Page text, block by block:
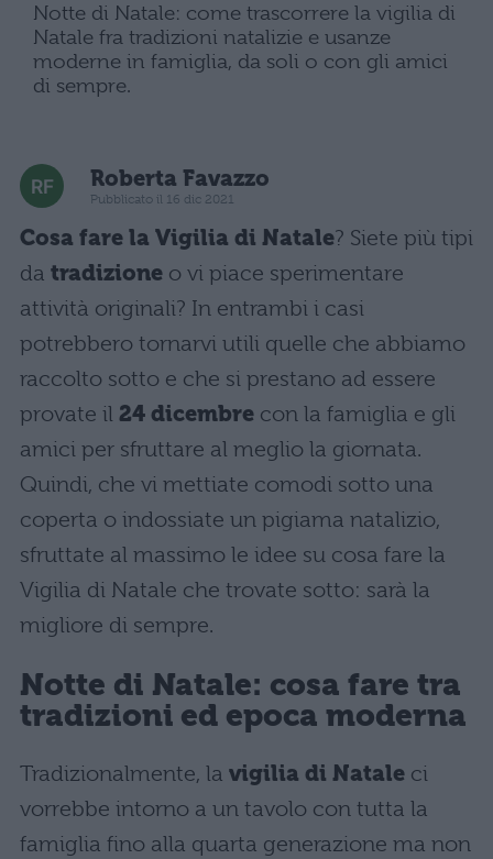
Notte di Natale: come trascorrere la vigilia di
Natale fra tradizioni natalizie e usanze
moderne in famiglia, da soli o con gli amici
di sempre.
Roberta Favazzo
Pubblicato il 16 dic 2021
Cosa fare la Vigilia di Natale? Siete più tipi
da tradizione o vi piace sperimentare
attività originali? In entrambi i casi
potrebbero tornarvi utili quelle che abbiamo
raccolto sotto e che si prestano ad essere
provate il 24 dicembre con la famiglia e gli
amici per sfruttare al meglio la giornata.
Quindi, che vi mettiate comodi sotto una
coperta o indossiate un pigiama natalizio,
sfruttate al massimo le idee su cosa fare la
Vigilia di Natale che trovate sotto: sarà la
migliore di sempre.
Notte di Natale: cosa fare tra
tradizioni ed epoca moderna
Tradizionalmente, la vigilia di Natale ci
vorrebbe intorno a un tavolo con tutta la
famiglia fino alla quarta generazione ma non